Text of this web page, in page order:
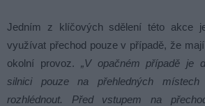
Jedním z klíčových sdělení této akce
využívat přechod pouze v případě, že
okolní provoz. „V opačném případě je
silnici pouze na přehledných
rozhlédnout. Před vstupem na